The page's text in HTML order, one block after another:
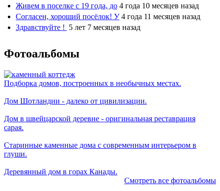
Живем в поселке с 19 года, до 4 года 10 месяцев назад
Согласен, хороший посёлок! У 4 года 11 месяцев назад
Здравствуйте ! 5 лет 7 месяцев назад
Фотоальбомы
Подборка домов, построенных в необычных местах.
Дом Шотландии - далеко от цивилизации.
Дом в швейцарской деревне - оригинальная реставрация
сарая.
Старинные каменные дома с современным интерьером в
глуши.
Деревянный дом в горах Канады.
Смотреть все фотоальбомы